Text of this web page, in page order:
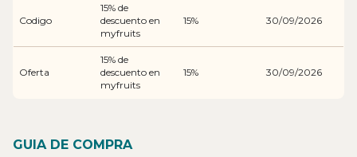
Codigo
15% de
descuento en
myfruits
15% 30/09/2026
Oferta
15% de
descuento en
myfruits
15% 30/09/2026
GUIA DE COMPRA